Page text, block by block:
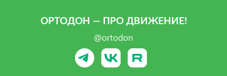
ОРТОДОН — ПРО ДВИЖЕНИЕ!
@ortodon